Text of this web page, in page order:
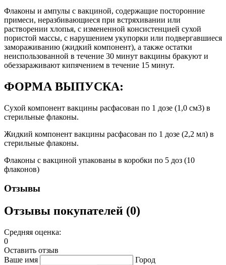
Флаконы и ампулы с вакциной, содержащие посторонние
примеси, неразбивающиеся при встряхивании или
растворении хлопья, с измененной консистенцией сухой
пористой массы, с нарушением укупорки или подвергавшиеся
замораживанию (жидкий компонент), а также остатки
неиспользованной в течение 30 минут вакцины бракуют и
обеззараживают кипячением в течение 15 минут.
ФОРМА ВЫПУСКА:
Сухой компонент вакцины расфасован по 1 дозе (1,0 см3) в
стерильные флаконы.
Жидкий компонент вакцины расфасован по 1 дозе (2,2 мл) в
стерильные флаконы.
Флаконы с вакциной упакованы в коробки по 5 доз (10
флаконов)
Отзывы
Отзывы покупателей (0)
Средняя оценка:
0
Оставить отзыв
Ваше имя
Город